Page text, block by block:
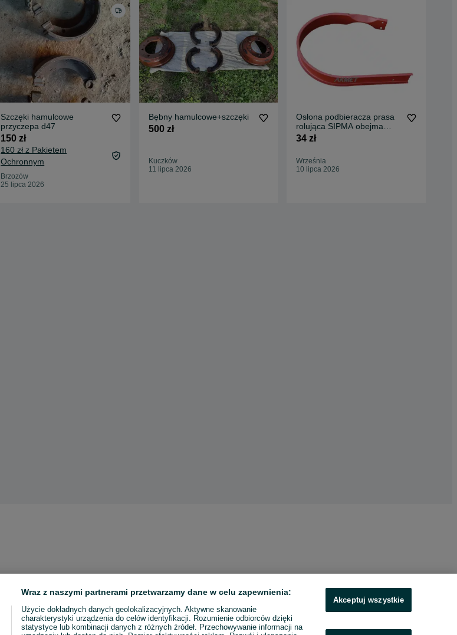
Szczęki hamulcowe
przyczepa d47
150 zł
160 zł z Pakietem
Ochronnym
Brzozów
25 lipca 2026
Bębny hamulcowe+szczęki
500 zł
Kuczków
11 lipca 2026
Osłona podbieracza prasa
rolująca SIPMA obejma
FERGUSON KRONE
34 zł
Września
10 lipca 2026
Wraz z naszymi partnerami przetwarzamy dane w celu zapewnienia:
Użycie dokładnych danych geolokalizacyjnych. Aktywne skanowanie
charakterystyki urządzenia do celów identyfikacji. Rozumienie odbiorców dzięki
statystyce lub kombinacji danych z różnych źródeł. Przechowywanie informacji na
Akceptuj wszystkie